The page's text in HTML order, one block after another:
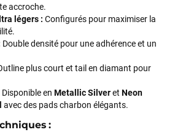
accroche.
légers : Configurés pour maximiser la
Double densité pour une adhérence et un
plus court et tail en diamant pour
Disponible en Metallic Silveret Neon
avec des pads charbon élégants.
: